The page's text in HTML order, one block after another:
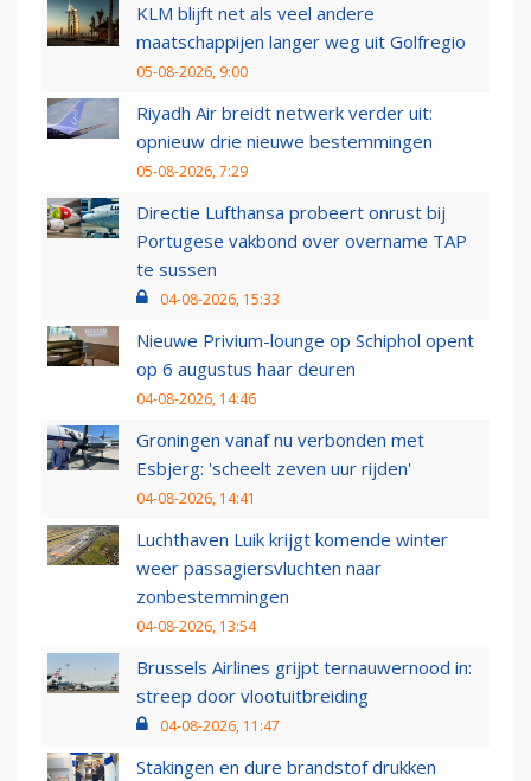
KLM blijft net als veel andere
maatschappijen langer weg uit Golfregio
05-08-2026, 9:00
Riyadh Air breidt netwerk verder uit:
opnieuw drie nieuwe bestemmingen
05-08-2026, 7:29
Directie Lufthansa probeert onrust bij
Portugese vakbond over overname TAP
te sussen
04-08-2026, 15:33
Nieuwe Privium-lounge op Schiphol opent
op 6 augustus haar deuren
04-08-2026, 14:46
Groningen vanaf nu verbonden met
Esbjerg: 'scheelt zeven uur rijden'
04-08-2026, 14:41
Luchthaven Luik krijgt komende winter
weer passagiersvluchten naar
zonbestemmingen
04-08-2026, 13:54
Brussels Airlines grijpt ternauwernood in:
streep door vlootuitbreiding
04-08-2026, 11:47
Stakingen en dure brandstof drukken